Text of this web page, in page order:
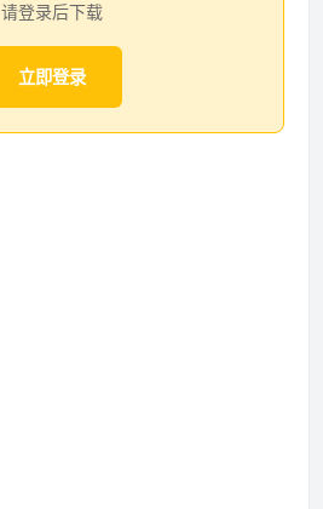
请登录后下载
立即登录